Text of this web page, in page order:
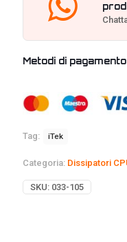
Metodi di pagamento
Tag: iTek
Categoria: Dissipatori
SKU: 033-105